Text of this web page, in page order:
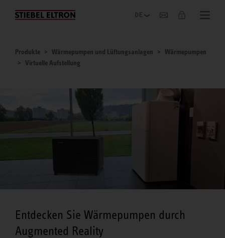
Unternehmen
Produkte Wärmepumpen und Lüftungsanlagen
Wärmepumpen
Virtuelle Aufstellung
Entdecken Sie Wärmepumpen durch
Augmented Reality